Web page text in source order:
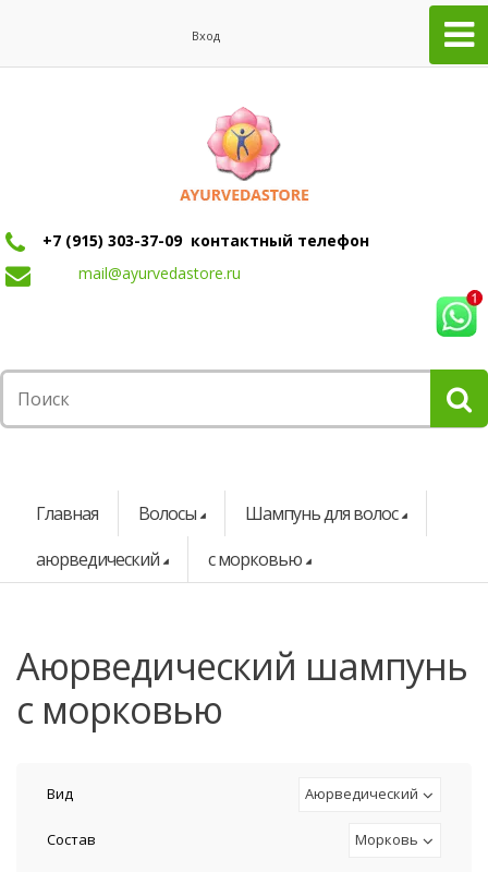
Вход
+7 (915) 303-37-09 контактный телефон
mail@ayurvedastore.ru
Главная Волосы
Шампунь для волос
аюрведический
с морковью
аюрведический шампунь
с морковью
Вид Аюрведический
Состав Морковь